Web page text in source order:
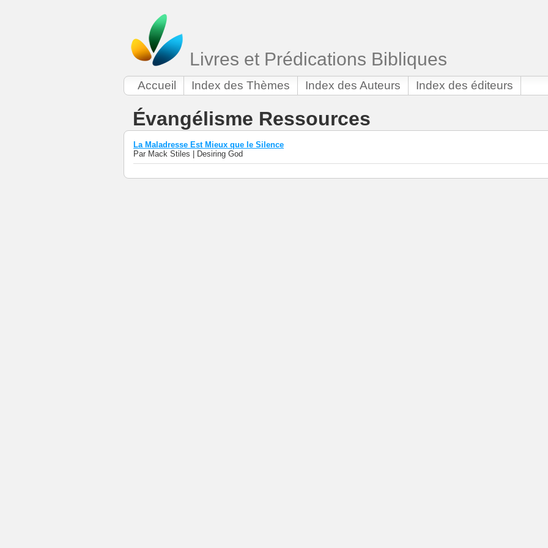
Livres et Prédications Bibliques
Accueil Index des Thèmes Index des Auteurs Index des éditeurs
Évangélisme Ressources
La Maladresse Est Mieux que le Silence
Par Mack Stiles | Desiring God